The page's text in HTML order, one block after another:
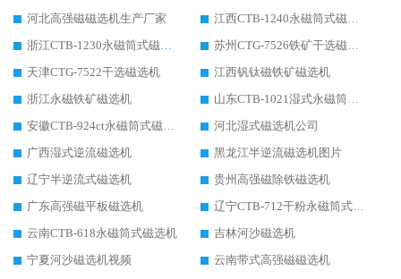
河北高强磁磁选机生产厂家
江西CTB-1240永磁筒式磁选机厂家
浙江CTB-1230永磁筒式磁选机生产厂家
苏州CTG-7526铁矿干选磁选机
天津CTG-7522干选磁选机
江西钒钛磁铁矿磁选机
浙江永磁铁矿磁选机
山东CTB-1021湿式永磁筒式磁选机
安徽CTB-924ct永磁筒式磁选机
河北湿式磁选机公司
广西湿式逆流磁选机
黑龙江半逆流磁选机图片
辽宁半逆流式磁选机
贵州高强磁除铁磁选机
广东高强磁平板磁选机
辽宁CTB-712干粉永磁筒式磁选机
云南CTB-618永磁筒式磁选机
吉林河沙磁选机
宁夏河沙磁选机视频
云南带式高强磁磁选机